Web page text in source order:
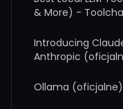
& More) -
Introducing
Anthropic
Ollama (oficjalne)